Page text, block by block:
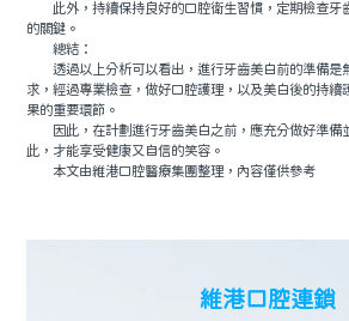
此外，持續保持良好的口腔衛生習慣，定期檢查牙
的關鍵。
總結：
透過以上分析可以看出，進行牙齒美白前的準備是
求，經過專業檢查，做好口腔護理，以及美白後的持續
果的重要環節。
因此，在計劃進行牙齒美白之前，應充分做好準備
此，才能享受健康又自信的笑容。
本文由維港口腔醫療集團整理，內容僅供參考
維港口腔連鎖